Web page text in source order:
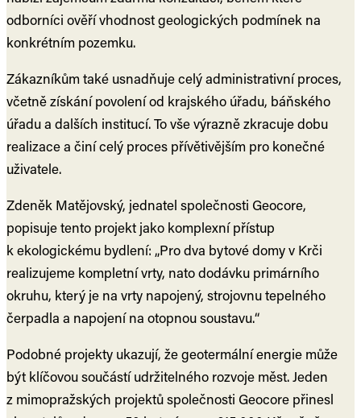
odborníci ověří vhodnost geologických podmínek na
konkrétním pozemku.
Zákazníkům také usnadňuje celý administrativní proces,
včetně získání povolení od krajského úřadu, báňského
úřadu a dalších institucí. To vše výrazně zkracuje dobu
realizace a činí celý proces přívětivějším pro konečné
uživatele.
Zdeněk Matějovský, jednatel společnosti Geocore,
popisuje tento projekt jako komplexní přístup
k ekologickému bydlení: „Pro dva bytové domy v Krči
realizujeme kompletní vrty, nato dodávku primárního
okruhu, který je na vrty napojený, strojovnu tepelného
čerpadla a napojení na otopnou soustavu.“
Podobné projekty ukazují, že geotermální energie může
být klíčovou součástí udržitelného rozvoje měst. Jeden
z mimopražských projektů společnosti Geocore přinesl